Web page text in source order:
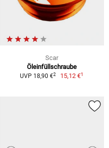
Scar
Öleinfüllschraube
UVP 18,90 €2 15,12 €1